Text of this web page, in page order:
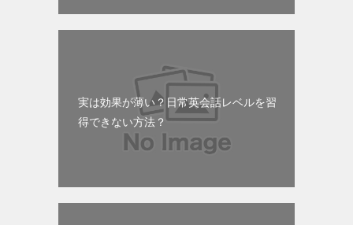
実は効果が薄い？日常英会話レベルを習
得できない方法？